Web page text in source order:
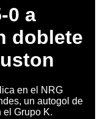
0 a
doblete
en el NRG
un autogol de
el Grupo K.